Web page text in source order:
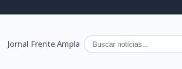
Jornal Frente Ampla